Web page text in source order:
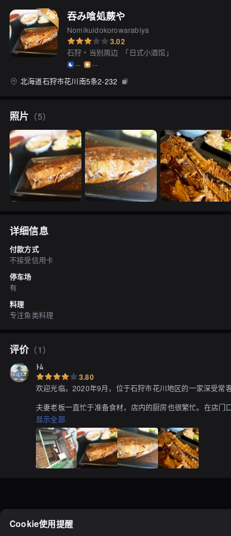
吞み喰処蕨や
Nomikuidokorowarabiya
3.02
石狩・当别周边 「日式小酒馆 」
--
--
北海道石狩市花川南5条2-232
照片 （5）
详细信息
付款方式
不接受信用卡
停车场
有
料理
专注鱼类料理
评价（1 ）
ﾄﾑ
3.80
欢迎光临。2020年9月，位于石狩市花川地区的一家深受常
夫妻老板一直忙于准备食材，店内的厨房也很繁忙。在店门
欢鲭鱼。这份鲭鱼定食非常大，看起来很丰盛。鲭鱼没有
配菜包括马卡罗尼沙拉、海鲜酱汁，充满海鲜的味道，让我
显示全部
Cookie使用提醒